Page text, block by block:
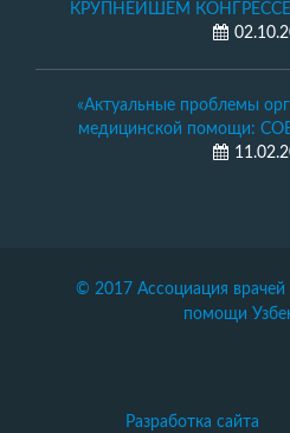
КРУПНЕЙШЕМ КОНГРЕССЕ
«Актуальные проблемы
медицинской помощи:
© 2017 Ассоциация
помощи
Разработка сайта